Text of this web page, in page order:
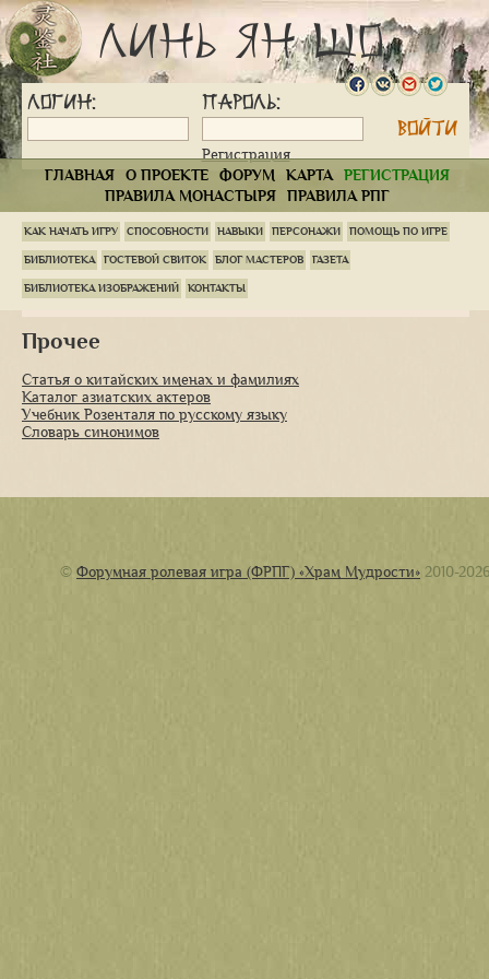
Линь Ян Шо
Логин: Пароль:
Регистрация
ГЛАВНАЯ
О ПРОЕКТЕ ФОРУМ КАРТА
РЕГИСТРАЦИЯ
ПРАВИЛА МОНАСТЫРЯ
ПРАВИЛА РПГ
КАК НАЧАТЬ ИГРУ СПОСОБНОСТИ НАВЫКИ ПЕРСОНАЖИ ПОМОЩЬ ПО ИГРЕ
БИБЛИОТЕКА ГОСТЕВОЙ СВИТОК БЛОГ МАСТЕРОВ ГАЗЕТА
БИБЛИОТЕКА ИЗОБРАЖЕНИЙ КОНТАКТЫ
Главная Страница Библиотека
Прочее
Статья о китайских именах и фамилиях
Каталог азиатских актеров
Учебник Розенталя по русскому языку
Словарь синонимов
© Форумная ролевая игра (ФРПГ) «Храм Мудрости» 2010-